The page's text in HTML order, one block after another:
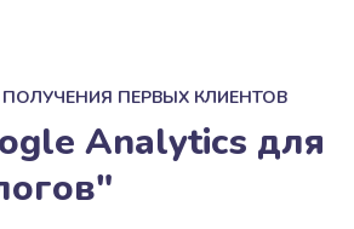
ПЕРВЫХ КЛИЕНТОВ
Analytics для